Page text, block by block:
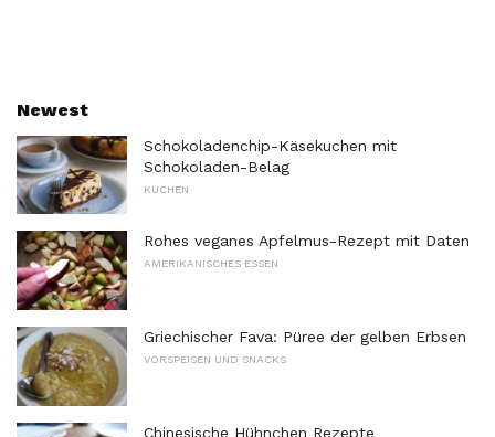
Newest
Schokoladenchip-Käsekuchen mit
Schokoladen-Belag
KUCHEN
Rohes veganes Apfelmus-Rezept mit Daten
AMERIKANISCHES ESSEN
Griechischer Fava: Püree der gelben Erbsen
VORSPEISEN UND SNACKS
Chinesische Hühnchen Rezepte